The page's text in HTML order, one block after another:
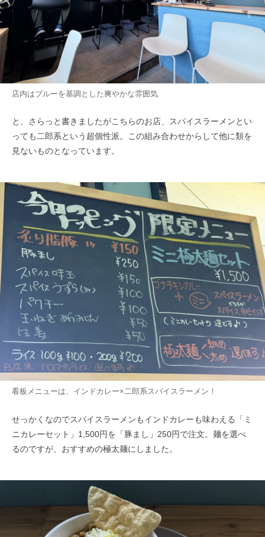
店内はブルーを基調とした爽やかな雰囲気
と、さらっと書きましたがこちらのお店、スパイスラーメンとい
っても二郎系という超個性派。この組み合わせからして他に類を
見ないものとなっています。
看板メニューは、インドカレー×二郎系スパイスラーメン！
せっかくなのでスパイスラーメンもインドカレーも味わえる「ミ
ニカレーセット」1,500円を「豚まし」250円で注文。麺を選べ
るのですが、おすすめの極太麺にしました。